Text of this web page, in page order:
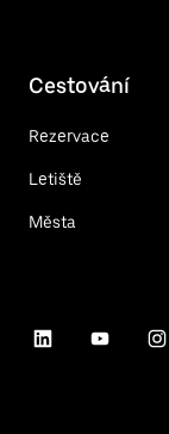
Cestování
Rezervace
Letiště
Města